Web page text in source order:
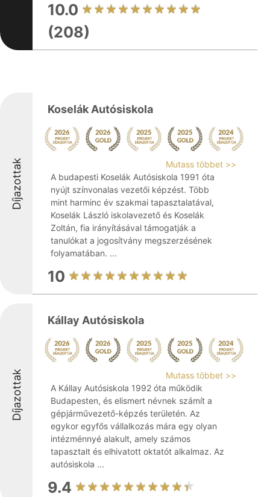
10.0
(208)
Díjazottak
Koselák Autósiskola
Mutass többet >>
A budapesti Koselák Autósiskola 1991 óta
nyújt színvonalas vezetői képzést. Több
mint harminc év szakmai tapasztalatával,
Koselák László iskolavezető és Koselák
Zoltán, fia irányításával támogatják a
tanulókat a jogosítvány megszerzésének
folyamatában. ...
10
Díjazottak
Kállay Autósiskola
Mutass többet >>
A Kállay Autósiskola 1992 óta működik
Budapesten, és elismert névnek számít a
gépjárművezető-képzés területén. Az
egykor egyfős vállalkozás mára egy olyan
intézménnyé alakult, amely számos
tapasztalt és elhivatott oktatót alkalmaz. Az
autósiskola ...
9.4